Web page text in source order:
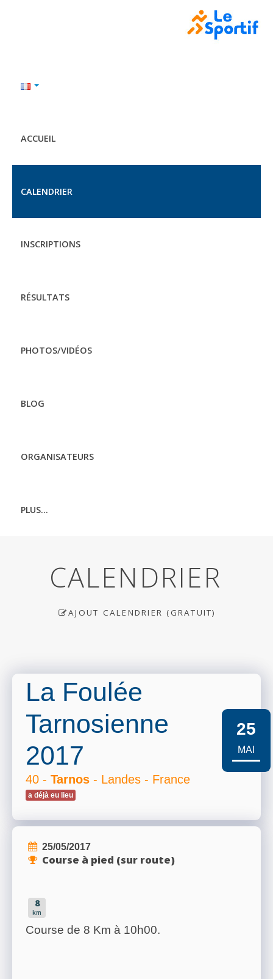
ACCUEIL
CALENDRIER
INSCRIPTIONS
RÉSULTATS
PHOTOS/VIDÉOS
BLOG
ORGANISATEURS
PLUS...
CALENDRIER
AJOUT CALENDRIER (GRATUIT)
La Foulée
Tarnosienne
2017
40 - Tarnos - Landes - France
a déjà eu lieu
25
MAI
25/05/2017
Course à pied (sur route)
8
km
Course de 8 Km à 10h00.